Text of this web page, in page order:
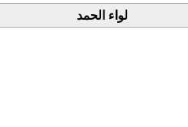
لواء الحمد